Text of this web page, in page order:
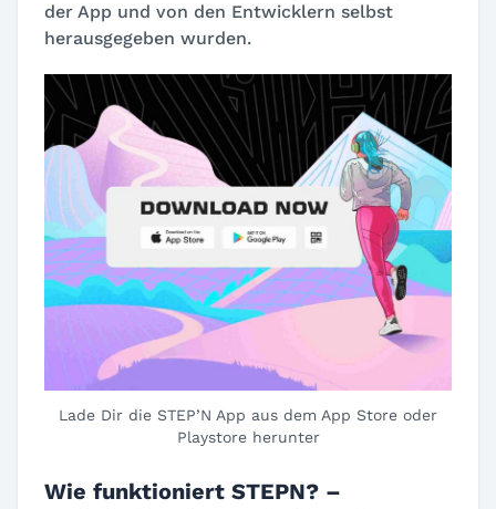
der App und von den Entwicklern selbst
herausgegeben wurden.
Lade Dir die STEP’N App aus dem App Store oder
Playstore herunter
Wie funktioniert STEPN? –